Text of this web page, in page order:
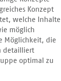
Konzept
welche Inhalte
möglich
Möglichkeit, die
detailliert
optimal zu